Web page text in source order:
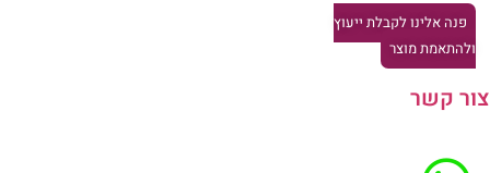
פנה אלינו לקבלת ייעוץ
מוצר
קשר